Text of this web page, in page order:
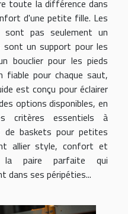
toute la différence dans
d'une petite fille. Les
pas seulement un
sont un support pour les
bouclier pour les pieds
fiable pour chaque saut,
est conçu pour éclairer
options disponibles, en
critères essentiels à
de baskets pour petites
allier style, confort et
la paire parfaite qui
dans ses péripéties...